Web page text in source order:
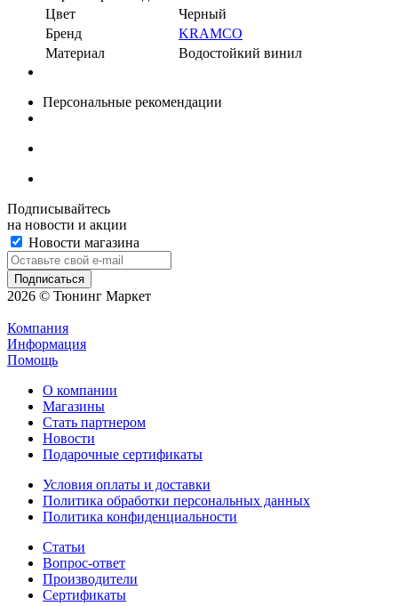
Цвет
Черный
Бренд
KRAMCO
Материал
Водостойкий винил
Персональные рекомендации
Подписывайтесь
на новости и акции
Новости магазина
2026 © Тюнинг Маркет
Компания
Информация
Помощь
О компании
Магазины
Стать партнером
Новости
Подарочные сертификаты
Условия оплаты и доставки
Политика обработки персональных данных
Политика конфиденциальности
Статьи
Вопрос-ответ
Производители
Сертификаты